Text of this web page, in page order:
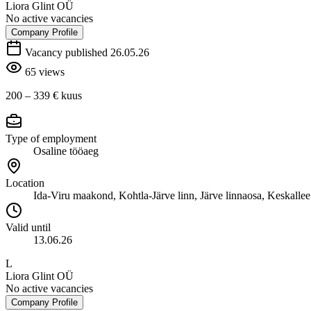
Liora Glint OÜ
No active vacancies
Company Profile
Vacancy published 26.05.26
65 views
200 – 339 € kuus
Type of employment
Osaline tööaeg
Location
Ida-Viru maakond, Kohtla-Järve linn, Järve linnaosa,
Valid until
13.06.26
L
Liora Glint OÜ
No active vacancies
Company Profile